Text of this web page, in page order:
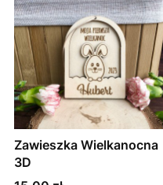
Zawieszka Wielkanocna
3D